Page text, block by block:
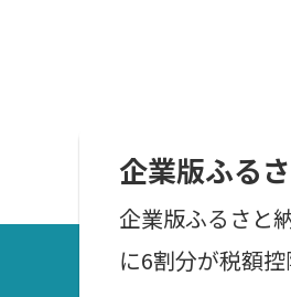
企業版ふる
企業版ふるさと
に6割分が税額